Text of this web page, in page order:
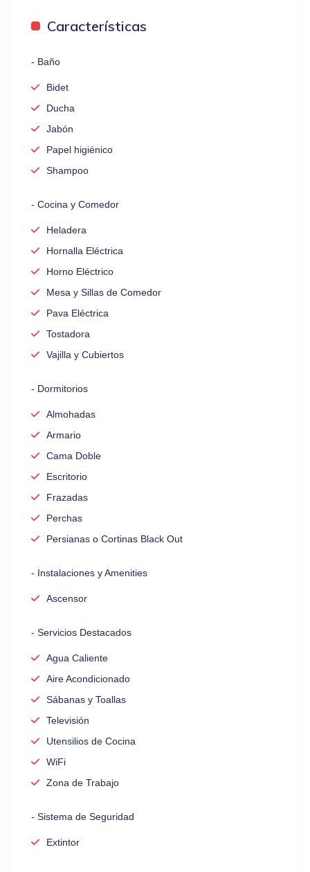
Características
- Baño
Bidet
Ducha
Jabón
Papel higiénico
Shampoo
- Cocina y Comedor
Heladera
Hornalla Eléctrica
Horno Eléctrico
Mesa y Sillas de Comedor
Pava Eléctrica
Tostadora
Vajilla y Cubiertos
- Dormitorios
Almohadas
Armario
Cama Doble
Escritorio
Frazadas
Perchas
Persianas o Cortinas Black Out
- Instalaciones y Amenities
Ascensor
- Servicios Destacados
Agua Caliente
Aire Acondicionado
Sábanas y Toallas
Televisión
Utensilios de Cocina
WiFi
Zona de Trabajo
- Sistema de Seguridad
Extintor